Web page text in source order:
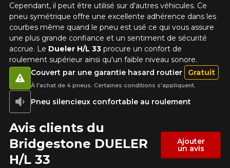
Cependant, il peut être utilisé sur d'autres véhicules. Ce
pneu symétrique offre une excellente adhérence dans les
courbes même quand le pneu est usé ce qui vous assure
une plus grande confiance et un sentiment de sécurité
accrue. Le Dueler H/L 33 procure un confort de
roulement supérieur ainsi qu'un faible niveau sonore.
Pneu silencieux confortable au roulement
Couvert par une garantie hasard routier Gratuit
À l'achat de 4 pneus. Certaines conditions s'appliquent.
Avis clients du
Bridgestone DUELER
H/L 33
Ajouter
un avis